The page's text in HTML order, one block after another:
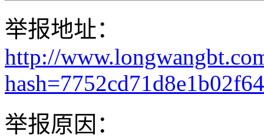
举报地址：
http://
举报原因：